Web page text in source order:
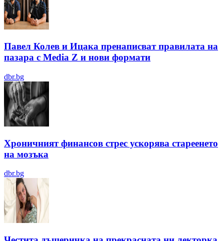
Павел Колев и Ицака пренаписват правилата на
пазара с Media Z и нови формати
dbr.bg
Хроничният финансов стрес ускорява стареенето
на мозъка
dbr.bg